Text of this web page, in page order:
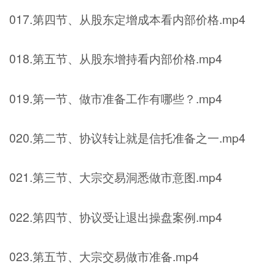
017.第四节、从股东定增成本看内部价格.mp4
018.第五节、从股东增持看内部价格.mp4
019.第一节、做市准备工作有哪些？.mp4
020.第二节、协议转让就是信托准备之一.mp4
021.第三节、大宗交易洞悉做市意图.mp4
022.第四节、协议受让退出操盘案例.mp4
023.第五节、大宗交易做市准备.mp4